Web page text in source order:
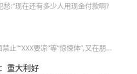
:“现在还有多少人用现金付款啊?
”“XXX要凉”等“惊悚体”,又在朋...
重大利好